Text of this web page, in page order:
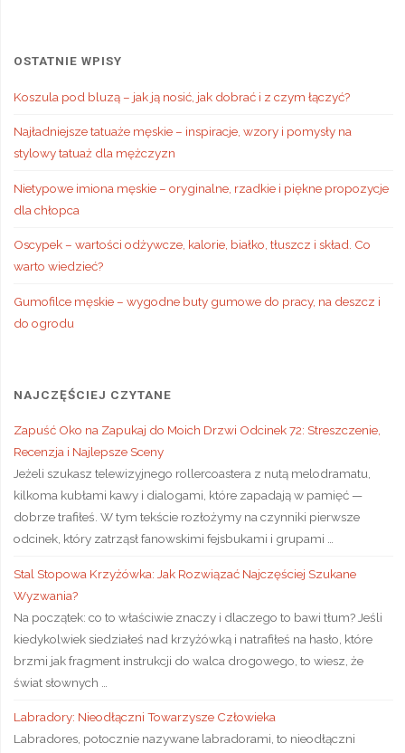
OSTATNIE WPISY
Koszula pod bluzą – jak ją nosić, jak dobrać i z czym łączyć?
Najładniejsze tatuaże męskie – inspiracje, wzory i pomysły na
stylowy tatuaż dla mężczyzn
Nietypowe imiona męskie – oryginalne, rzadkie i piękne propozycje
dla chłopca
Oscypek – wartości odżywcze, kalorie, białko, tłuszcz i skład. Co
warto wiedzieć?
Gumofilce męskie – wygodne buty gumowe do pracy, na deszcz i
do ogrodu
NAJCZĘŚCIEJ CZYTANE
Zapuść Oko na Zapukaj do Moich Drzwi Odcinek 72: Streszczenie,
Recenzja i Najlepsze Sceny
Jeżeli szukasz telewizyjnego rollercoastera z nutą melodramatu,
kilkoma kubłami kawy i dialogami, które zapadają w pamięć —
dobrze trafiłeś. W tym tekście rozłożymy na czynniki pierwsze
odcinek, który zatrząsł fanowskimi fejsbukami i grupami …
Stal Stopowa Krzyżówka: Jak Rozwiązać Najczęściej Szukane
Wyzwania?
Na początek: co to właściwie znaczy i dlaczego to bawi tłum? Jeśli
kiedykolwiek siedziałeś nad krzyżówką i natrafiłeś na hasło, które
brzmi jak fragment instrukcji do walca drogowego, to wiesz, że
świat słownych …
Labradory: Nieodłączni Towarzysze Człowieka
Labradores, potocznie nazywane labradorami, to nieodłączni